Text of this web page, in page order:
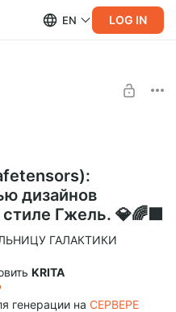
EN LOG IN
дизайнов
Гжель. 💎🌈🟪
ГАЛАКТИКИ
KRITA
генерации на СЕРВЕРЕ